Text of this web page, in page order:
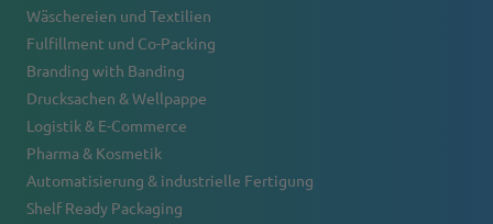
Wäschereien und Textilien
Fulfillment und Co-Packing
Branding with Banding
Drucksachen & Wellpappe
Logistik & E-Commerce
Pharma & Kosmetik
Automatisierung & industrielle Fertigung
Shelf Ready Packaging